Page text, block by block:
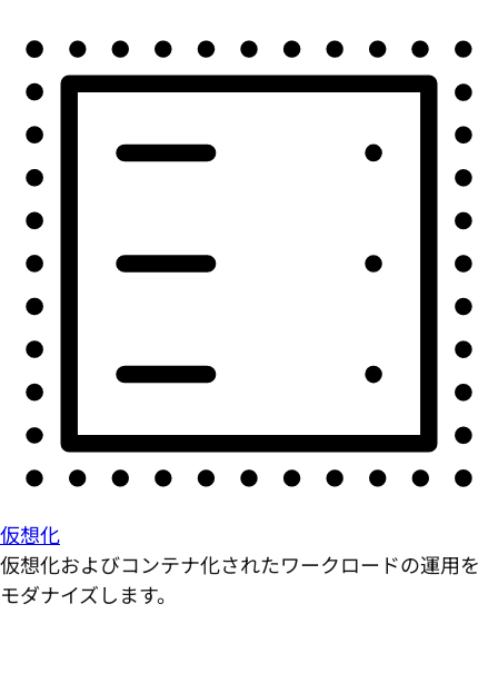
仮想化
仮想化およびコンテナ化されたワークロードの運用を
モダナイズします。